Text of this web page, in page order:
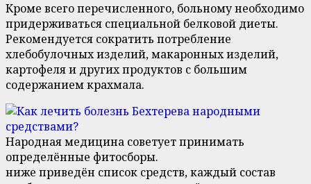
Кроме всего перечисленного, больному необходимо
придерживаться специальной белковой диеты.
Рекомендуется сократить потребление
хлебобулочных изделий, макаронных изделий,
картофеля и других продуктов с большим
содержанием крахмала.
Народная медицина советует принимать
определённые фитосборы.
ниже приведён список средств, каждый состав